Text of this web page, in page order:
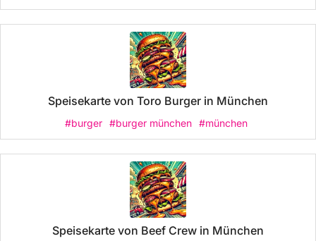
Speisekarte von Toro Burger in München
#burger #burger münchen #münchen
Speisekarte von Beef Crew in München